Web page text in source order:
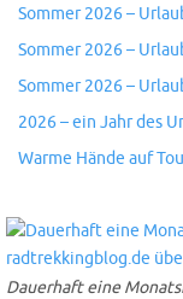
Sommer 2026 –
Sommer 2026 –
Sommer 2026 –
2026 – ein Jahr des
Warme Hände auf
Dauerhaft eine